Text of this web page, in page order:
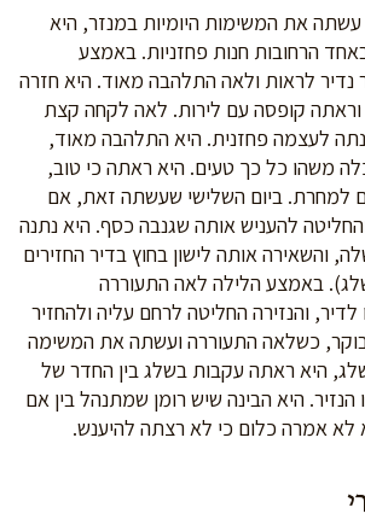
את המשימות היומיות במנזר, היא
הרחובות חנות פחזניות. באמצע
לראות ולאה התלהבה מאוד. היא חזרה
קופסה עם לירות. לאה לקחה קצת
לעצמה פחזנית. היא התלהבה מאוד,
משהו כל כך טעים. היא ראתה כי טוב,
למחרת. ביום השלישי שעשתה זאת, אם
להעניש אותה שגנבה כסף. היא נתנה
והשאירה אותה לישון בחוץ בדיר החזירים
באמצע הלילה לאה התעוררה
והנזירה החליטה לרחם עליה ולהחזיר
כשלאה התעוררה ועשתה את המשימה
היא ראתה עקבות בשלג בין החדר של
הנזיר. היא הבינה שיש רומן שמתנהל בין אם
לא אמרה כלום כי לא רצתה להיענש.